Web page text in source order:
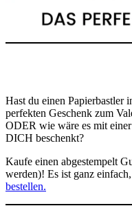
Hast du einen Papierbastler
perfekten Geschenk zum
ODER wie wäre es mit
DICH beschenkt?
Kaufe einen abgestempelt
werden)! Es ist ganz einfach,
bestellen.